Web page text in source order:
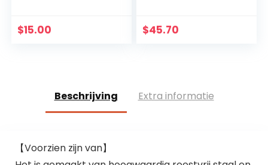
$15.00
sneeuw en krassen
$45.70
Beschrijving Extra informatie
【Voorzien zijn van】